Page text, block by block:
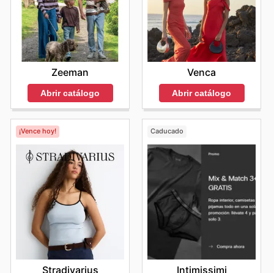
Zeeman
Abrir catálogo
Venca
Abrir catálogo
¡Vence hoy!
Stradivarius
Caducado
Intimissimi